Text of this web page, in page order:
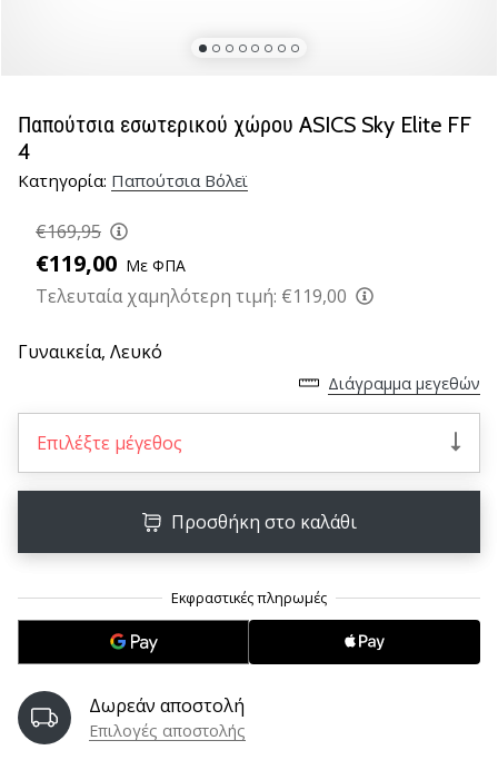
βόλεϊ
όπως
εμείς;
μαζί
μας
πρεσβευτής
μάρκας
11. 8. 2022
•
Weplayvolleyball
Πρόγραμμα
Έχετε
σας
ιστότοπο,
ιστολόγιο,
Παπούτσια εσωτερικού χώρου ASICS Sky Elite FF
4
Κατηγορία: Παπούτσια Βόλεϊ
€169,95
€119,00 Με ΦΠΑ
Τελευταία χαμηλότερη τιμή: €119,00
Γυναικεία, Λευκό
Διάγραμμα μεγεθών
Επιλέξτε μέγεθος
Προσθήκη στο καλάθι
Δωρεάν αποστολή
Επιλογές αποστολής